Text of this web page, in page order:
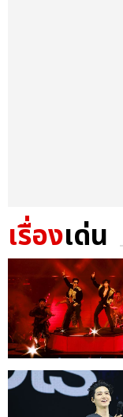
เรื่องเด่น